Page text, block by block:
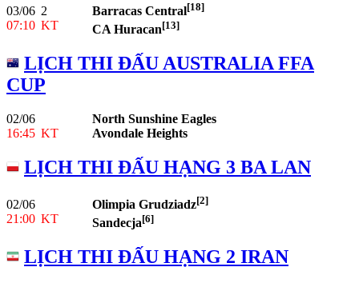
03/06
07:10
2
KT
Barracas Central[18]
CA Huracan[13]
LỊCH THI ĐẤU AUSTRALIA FFA
CUP
02/06
16:45 KT
North Sunshine Eagles
Avondale Heights
LỊCH THI ĐẤU HẠNG 3 BA LAN
02/06
21:00 KT
Olimpia Grudziadz[2]
Sandecja[6]
LỊCH THI ĐẤU HẠNG 2 IRAN